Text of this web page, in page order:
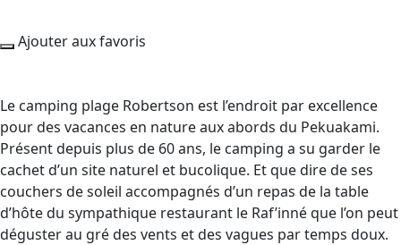
Ajouter aux favoris
Le camping plage Robertson est l’endroit par excellence
pour des vacances en nature aux abords du Pekuakami.
Présent depuis plus de 60 ans, le camping a su garder le
cachet d’un site naturel et bucolique. Et que dire de ses
couchers de soleil accompagnés d’un repas de la table
d’hôte du sympathique restaurant le Raf’inné que l’on peut
déguster au gré des vents et des vagues par temps doux.